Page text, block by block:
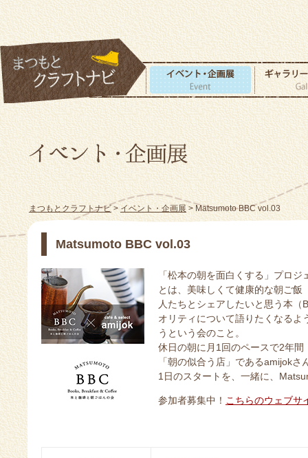
まつもとクラフトナビ>イベント・企画展> Matsumoto BBC vol.03
Matsumoto BBC vol.03
「松本の朝を面白くする」プロ
とは、美味しくて健康的な朝ご
人たちとシェアしたいと思う本
オリティについて語りたくなる
うという会のこと。
休日の朝に月1回のペースで2年
「朝の似合う店」であるamijok
1日のスタートを、一緒に、
参加者募集中！ こちらのウェブサ